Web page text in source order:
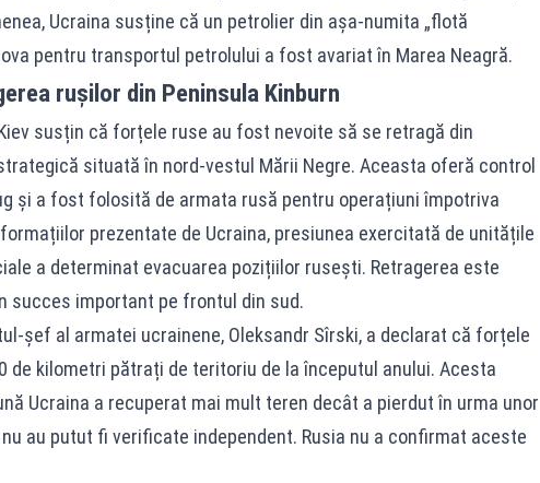
Ucraina susține că un petrolier din așa-numita „flotă
pentru transportul petrolului a fost avariat în Marea Neagră.
rușilor din Peninsula Kinburn
susțin că forțele ruse au fost nevoite să se retragă din
situată în nord-vestul Mării Negre. Aceasta oferă control
și a fost folosită de armata rusă pentru operațiuni împotriva
prezentate de Ucraina, presiunea exercitată de unitățile
a determinat evacuarea pozițiilor rusești. Retragerea este
succes important pe frontul din sud.
șef al armatei ucrainene, Oleksandr Sîrski, a declarat că forțele
de kilometri pătrați de teritoriu de la începutul anului. Acesta
Ucraina a recuperat mai mult teren decât a pierdut în urma unor
au putut fi verificate independent. Rusia nu a confirmat aceste